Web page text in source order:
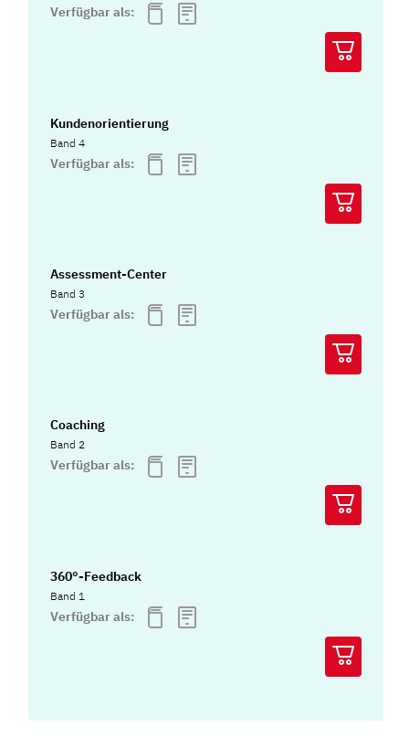
Verfügbar als:
Kundenorientierung
Band 4
Verfügbar als:
Assessment-Center
Band 3
Verfügbar als:
Coaching
Band 2
Verfügbar als:
360°-Feedback
Band 1
Verfügbar als: